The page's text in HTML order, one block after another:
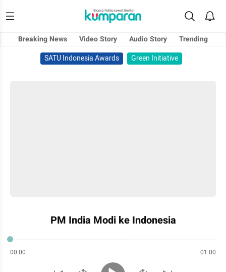
Breaking News Video Story Audio Story
Trending
SATU Indonesia Awards
Green Initiative
PM India Modi ke Indonesia
00:00 01:00